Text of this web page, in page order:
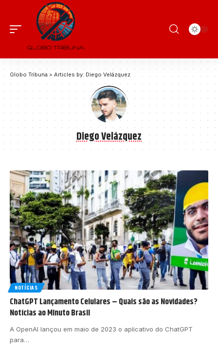
Globo Tribuna > Articles by: Diego Velázquez
Diego Velázquez
NOTÍCIAS
ChatGPT Lançamento Celulares – Quais são as Novidades?
Notícias ao Minuto Brasil
A OpenAI lançou em maio de 2023 o aplicativo do ChatGPT
para…